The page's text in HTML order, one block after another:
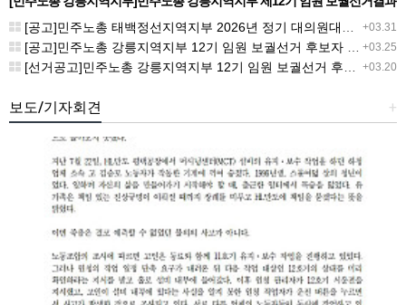
공고
+03.31
[공고]민주노총 태백정선지역지부 2026년 정기 대의원대회 재소집 건
+03.25
[공고]민주노총 강릉지역지부 12기 임원 보궐선거 후보자 확정 공고
+03.20
[선거공고]민주노총 강릉지역지부 12기 임원 보궐선거 후보 등록 기간 연장 공고
+
보도/기자회견